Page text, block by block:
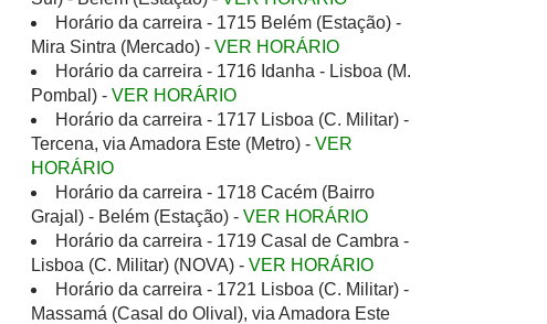
Horário da carreira - 1715 Belém (Estação) -
Mira Sintra (Mercado) - VER HORÁRIO
Horário da carreira - 1716 Idanha - Lisboa (M.
Pombal) - VER HORÁRIO
Horário da carreira - 1717 Lisboa (C. Militar) -
Tercena, via Amadora Este (Metro) - VER
HORÁRIO
Horário da carreira - 1718 Cacém (Bairro
Grajal) - Belém (Estação) - VER HORÁRIO
Horário da carreira - 1719 Casal de Cambra -
Lisboa (C. Militar) (NOVA) - VER HORÁRIO
Horário da carreira - 1721 Lisboa (C. Militar) -
Massamá (Casal do Olival), via Amadora Este